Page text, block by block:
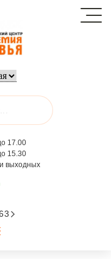
17.00
15.30
выходных